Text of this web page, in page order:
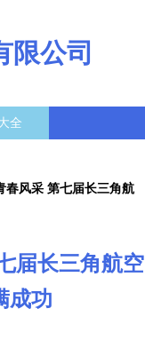
限公司
全
春风采 第七届长三角航
届长三角航空
成功